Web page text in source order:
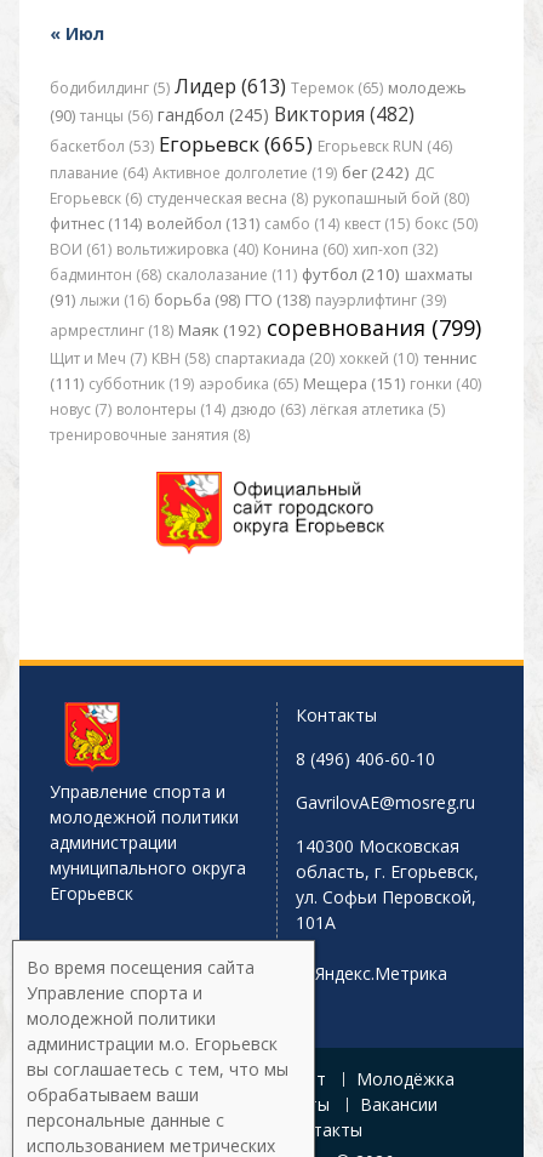
« Июл
бодибилдинг (5) Лидер (613) Теремок (65) молодежь
(90) танцы (56) гандбол (245) Виктория (482)
баскетбол (53) Егорьевск (665) Егорьевск RUN (46)
плавание (64) Активное долголетие (19) бег (242) ДС
Егорьевск (6) студенческая весна (8) рукопашный бой (80)
фитнес (114) волейбол (131) самбо (14) квест (15) бокс (50)
ВОИ (61) вольтижировка (40) Конина (60) хип-хоп (32)
бадминтон (68) скалолазание (11) футбол (210) шахматы
(91) лыжи (16) борьба (98) ГТО (138) пауэрлифтинг (39)
армрестлинг (18) Маяк (192) соревнования (799)
Щит и Меч (7) КВН (58) спартакиада (20) хоккей (10) теннис
(111) субботник (19) аэробика (65) Мещера (151) гонки (40)
новус (7) волонтеры (14) дзюдо (63) лёгкая атлетика (5)
тренировочные занятия (8)
Управление спорта и
молодежной политики
администрации
муниципального округа
Егорьевск
Контакты
8 (496) 406-60-10
GavrilovAE@mosreg.ru
140300 Московская
область, г. Егорьевск,
ул. Софьи Перовской,
101А
Главная Афиша Спорт
Молодёжка
Управление
Документы
Вакансии
Галерея
Контакты
Во время посещения сайта
Управление спорта и
молодежной политики
администрации м.о. Егорьевск
вы соглашаетесь с тем, что мы
обрабатываем ваши
персональные данные с
использованием метрических